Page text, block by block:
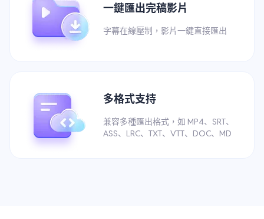
一鍵匯出完稿影片
字幕在線壓制，影片一鍵直接匯出
多格式支持
兼容多種匯出格式，如 MP4、SRT、
ASS、LRC、TXT、VTT、DOC、MD